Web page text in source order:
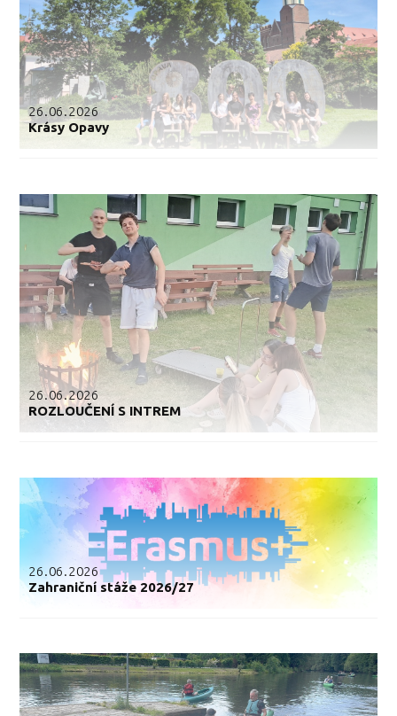
26.06.2026
Krásy Opavy
26.06.2026
ROZLOUČENÍ S INTREM
26.06.2026
Zahraniční stáže 2026/27